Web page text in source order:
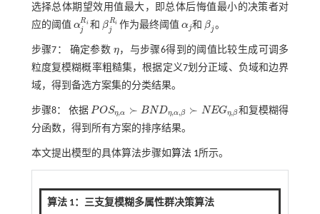
选择总体期望效用值最大，即总体后悔值最小的决策者对
应的阈值 αRi
j
αjRi和 βRi
j
βjRi 作为最终阈值 α j
αj 和 βj
βj 。
步骤7： 确定参数 η
η，与步骤6得到的阈值比较生成可调多
粒度复模糊概率粗糙集，根据定义7划分正域、负域和边界
域，得到备选方案集的分类结果。
步骤8： 依据 POSη,α ≻ BNDη,α,β ≻ NEGη,β
POSη,α≻ BNDη,α,β≻NE Gη,β
和复模糊得
分函数，得到所有方案的排序结果。
本文提出模型的具体算法步骤如算法 1所示。
算法 1： 三支复模糊多属性群决策算法